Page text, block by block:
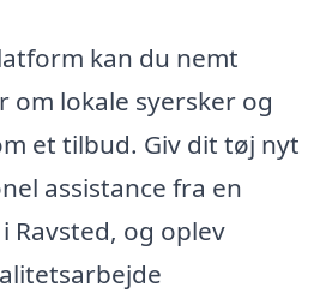
kan du nemt
om lokale syersker og
et tilbud. Giv dit tøj nyt
assistance fra en
Ravsted, og oplev